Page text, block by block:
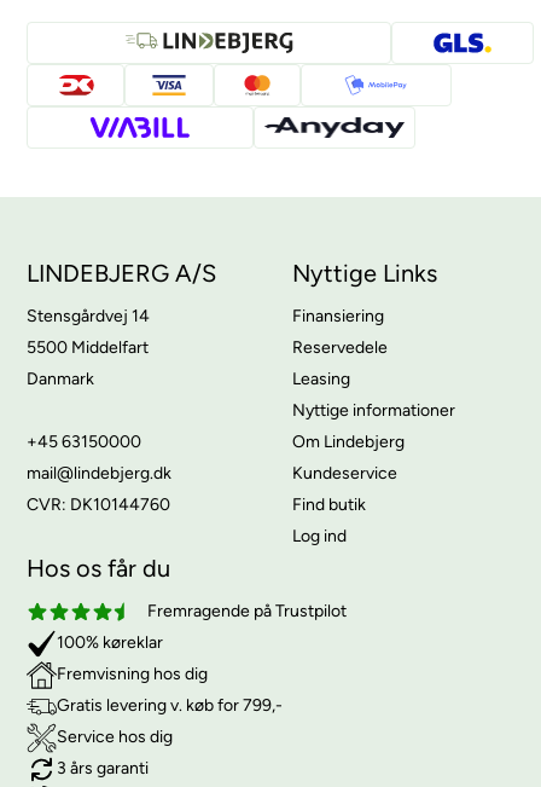
LINDEBJERG A/S
Stensgårdvej 14
5500 Middelfart
Danmark
+45 63150000
mail@lindebjerg.dk
CVR: DK10144760
Nyttige Links
Finansiering
Reservedele
Leasing
Nyttige informationer
Om Lindebjerg
Kundeservice
Find butik
Log ind
Hos os får du
Fremragende på Trustpilot
100% køreklar
Fremvisning hos dig
Gratis levering v. køb for 799,-
Service hos dig
3 års garanti